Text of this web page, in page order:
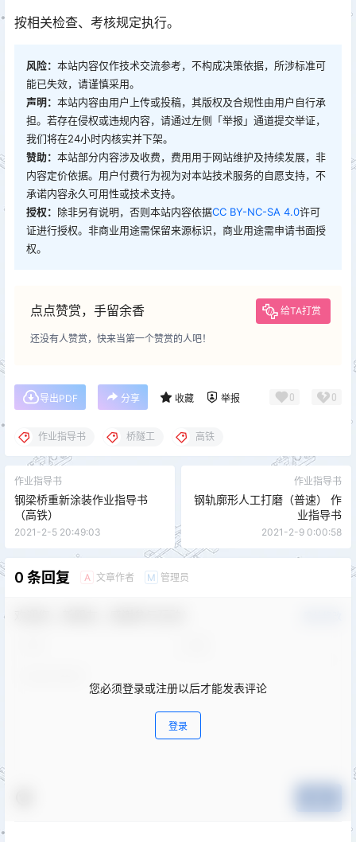
按相关检查、考核规定执行。
风险： 本站内容仅作技术交流参考，不构成决策依据，所涉标准可
能已失效，请谨慎采用。
声明： 本站内容由用户上传或投稿，其版权及合规性由用户自行承
担。若存在侵权或违规内容，请通过左侧「举报」通道提交举证，
我们将在24小时内核实并下架。
赞助： 本站部分内容涉及收费，费用用于网站维护及持续发展，非
内容定价依据。用户付费行为视为对本站技术服务的自愿支持，不
承诺内容永久可用性或技术支持。
授权： 除非另有说明，否则本站内容依据CC BY-NC-SA 4.0许可
证进行授权。非商业用途需保留来源标识，商业用途需申请书面授
权。
点点赞赏，手留余香 给TA打赏
还没有人赞赏，快来当第一个赞赏的人吧！
导出PDF 分享 收藏 举报 0 0
作业指导书 桥隧工 高铁
作业指导书
钢梁桥重新涂装作业指导书
（高铁）
2021-2-5 20:49:03
作业指导书
钢轨廓形人工打磨（普速） 作
业指导书
2021-2-9 0:00:58
0 条回复 A 文章作者 M 管理员
您必须登录或注册以后才能发表评论
登录